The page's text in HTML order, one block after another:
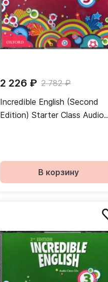
2 226 ₽ 2 782 ₽
Incredible English (Second
Edition) Starter Class Audio
В корзину